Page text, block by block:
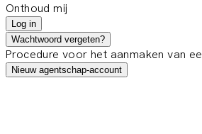
Onthoud mij
Log in
Wachtwoord vergeten?
Procedure voor het aanmaken van
Nieuw agentschap-account